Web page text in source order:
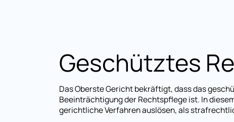
Geschütztes
Das Oberste Gericht bekräftigt, dass das
Beeinträchtigung der Rechtspflege ist. In
gerichtliche Verfahren auslösen, als